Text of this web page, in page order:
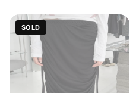
SOLD